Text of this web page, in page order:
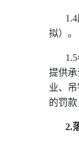
1.4
拟）。
1.5
提供
业、
的罚
2.